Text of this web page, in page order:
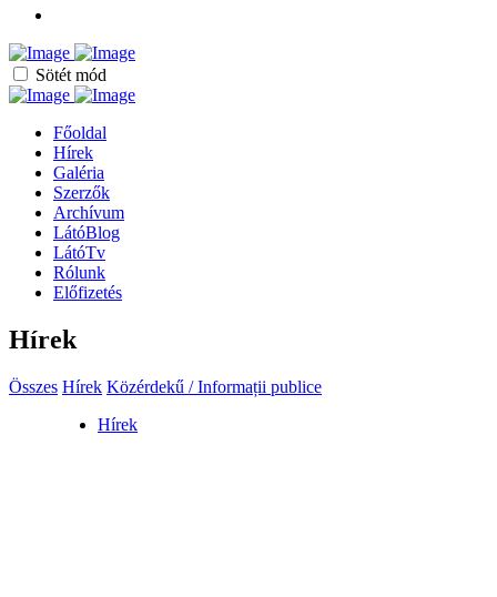
Sötét mód
Főoldal
Hírek
Galéria
Szerzők
Archívum
LátóBlog
LátóTv
Rólunk
Előfizetés
Hírek
Összes Hírek Közérdekű / Informații publice
Hírek